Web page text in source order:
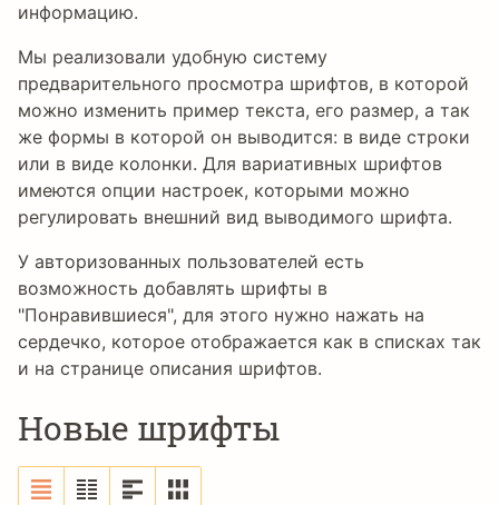
информацию.
Мы реализовали удобную систему
предварительного просмотра шрифтов, в которой
можно изменить пример текста, его размер, а так
же формы в которой он выводится: в виде строки
или в виде колонки. Для вариативных шрифтов
имеются опции настроек, которыми можно
регулировать внешний вид выводимого шрифта.
У авторизованных пользователей есть
возможность добавлять шрифты в
"Понравившиеся", для этого нужно нажать на
сердечко, которое отображается как в списках так
и на странице описания шрифтов.
Новые шрифты